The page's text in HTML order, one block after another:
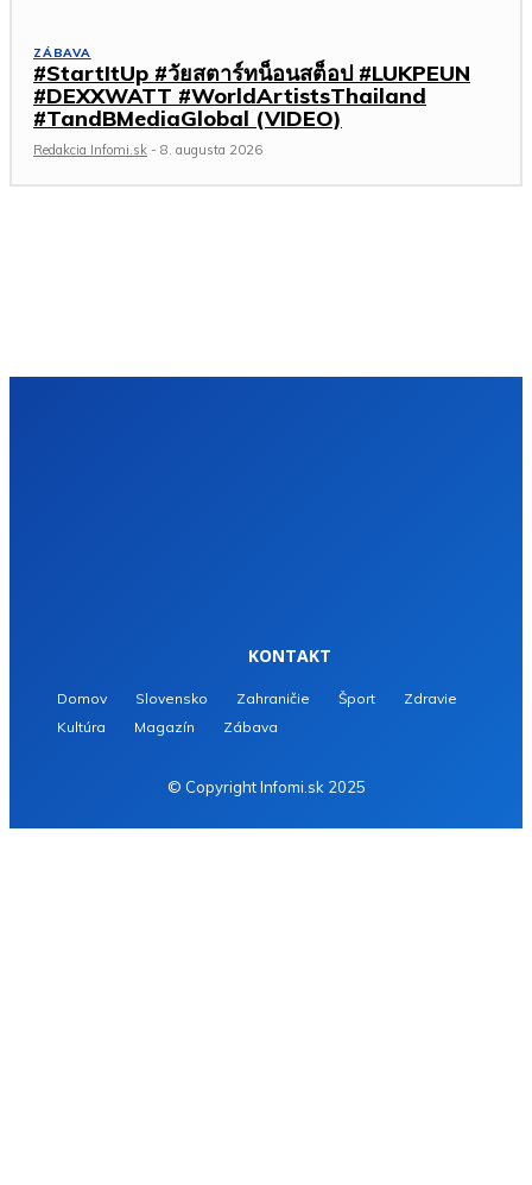
ZÁBAVA
#StartItUp #วัยสตาร์ทน็อนสต็อป #LUKPEUN
#DEXXWATT #WorldArtistsThailand
#TandBMediaGlobal (VIDEO)
Redakcia Infomi.sk - 8. augusta 2026
KONTAKT
Domov Slovensko Zahraničie Šport
Zdravie
Kultúra
Magazín Zábava
© Copyright Infomi.sk 2025